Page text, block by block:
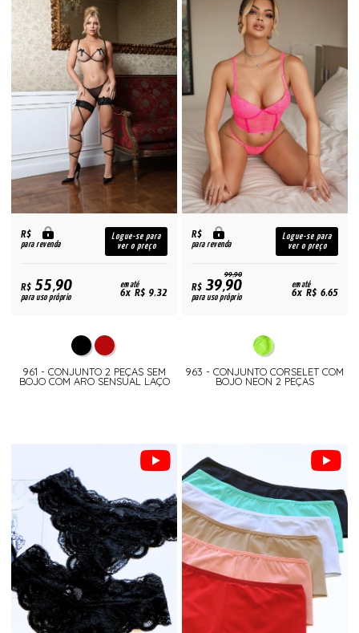
R$
para revenda
Logue-se para
ver o preço
R$55,90
para uso próprio
em até
6x R$ 9,32
961 - CONJUNTO 2 PEÇAS SEM
BOJO COM ARO SENSUAL LAÇO
R$
para revenda
Logue-se para
ver o preço
99,90
R$39,90
para uso próprio
em até
6x R$ 6,65
963 - CONJUNTO CORSELET COM
BOJO NEON 2 PEÇAS